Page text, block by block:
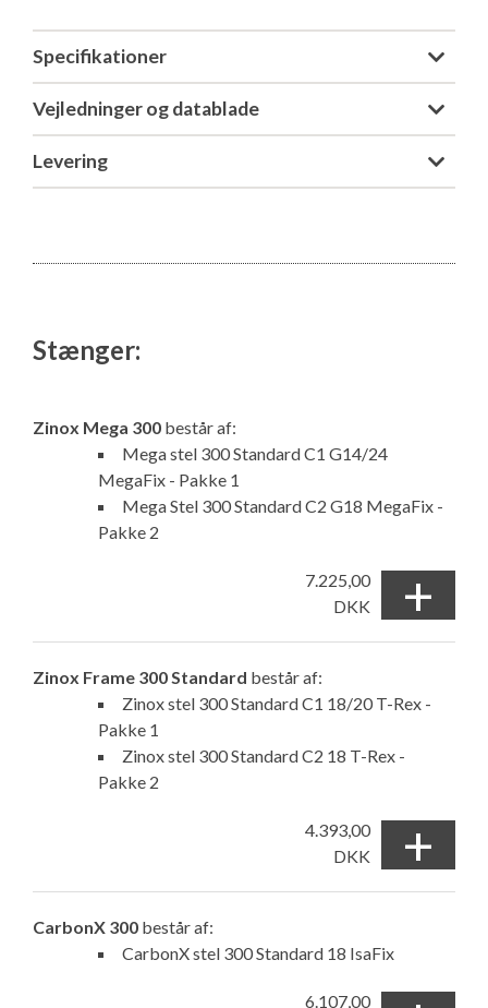
Specifikationer
Vejledninger og datablade
Levering
Stænger:
Zinox Mega 300 består af:
Mega stel 300 Standard C1 G14/24
MegaFix - Pakke 1
Mega Stel 300 Standard C2 G18 MegaFix -
Pakke 2
7.225,00
DKK
+
Zinox Frame 300 Standard består af:
Zinox stel 300 Standard C1 18/20 T-Rex -
Pakke 1
Zinox stel 300 Standard C2 18 T-Rex -
Pakke 2
4.393,00
DKK
+
CarbonX 300 består af:
CarbonX stel 300 Standard 18 IsaFix
6.107,00